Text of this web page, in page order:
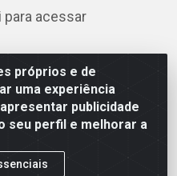
próprios e de
uma experiência
publicidade
seu perfil e melhorar a
para acessar
de Souza Leite, 265 - Ariado,
CEP 57.442-000 - CNPJ
0001-06